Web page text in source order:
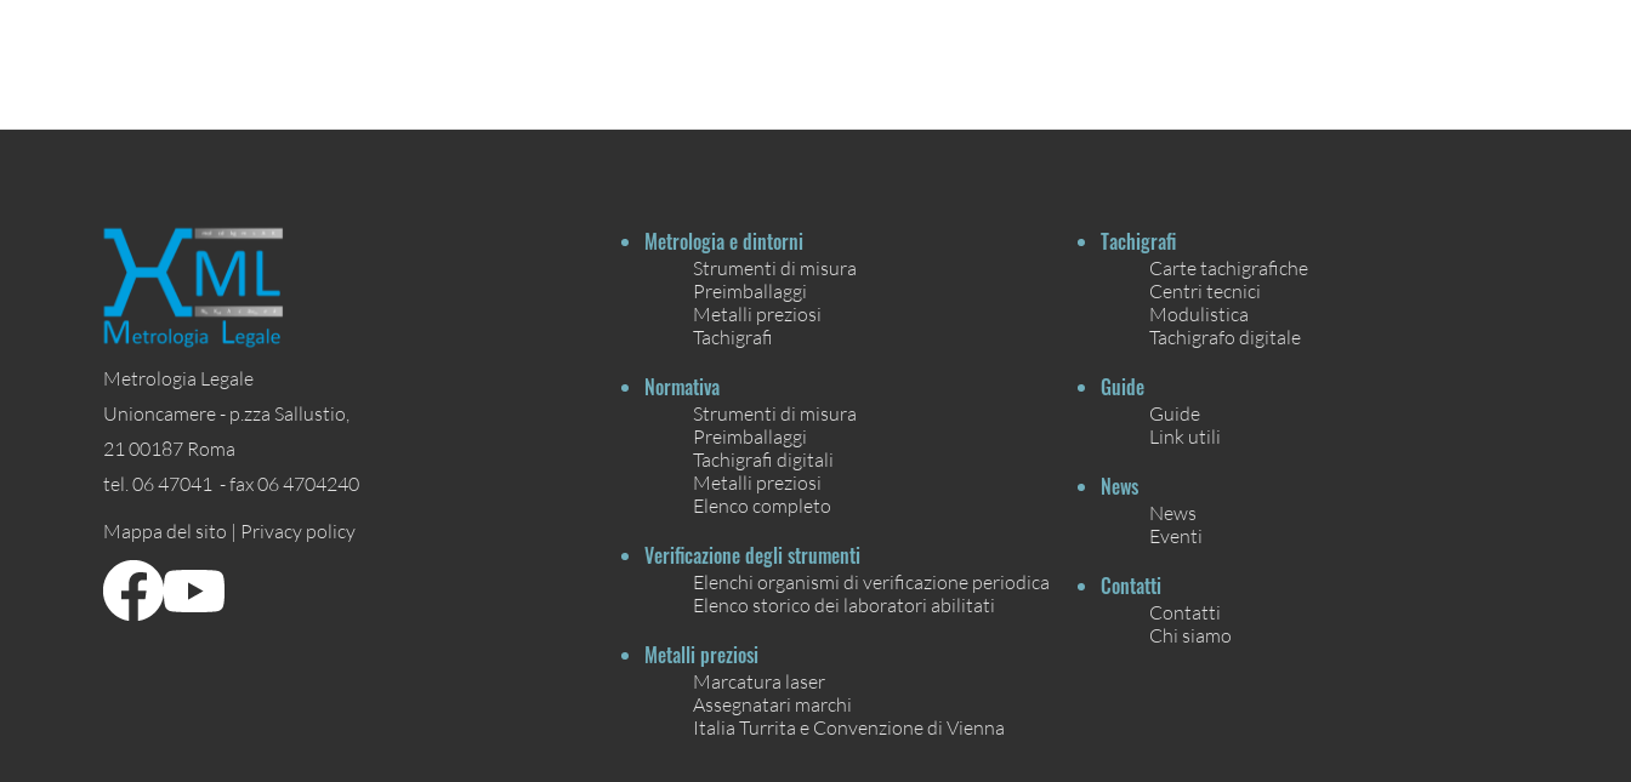
Metrologia Legale
Unioncamere - p.zza Sallustio,
21 00187 Roma
tel. 06 47041 - fax 06 4704240
Mappa del sito | Privacy policy
Metrologia e dintorni
Strumenti di misura
Preimballaggi
Metalli preziosi
Tachigrafi
Normativa
Strumenti di misura
Preimballaggi
Tachigrafi digitali
Metalli preziosi
Elenco completo
Verificazione degli strumenti
Elenchi organismi di verificazione periodica
Elenco storico dei laboratori abilitati
Metalli preziosi
Marcatura laser
Assegnatari marchi
Italia Turrita e Convenzione di Vienna
Tachigrafi
Carte tachigrafiche
Centri tecnici
Modulistica
Tachigrafo digitale
Guide
Guide
Link utili
News
News
Eventi
Contatti
Contatti
Chi siamo